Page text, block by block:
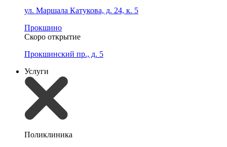
ул. Маршала Катукова, д. 24, к. 5
Прокшино
Скоро открытие
Прокшинский пр., д. 5
Услуги
Поликлиника